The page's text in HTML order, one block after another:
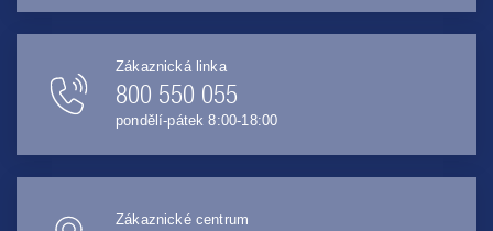
Zákaznická linka
800 550 055
pondělí-pátek 8:00-18:00
Zákaznické centrum